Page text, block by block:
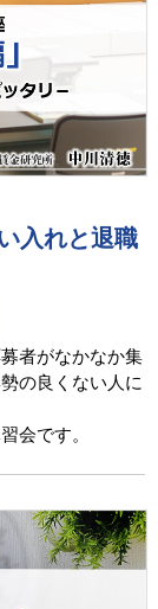
入れと退職
者がなかなか集
の良くない人に
会です。